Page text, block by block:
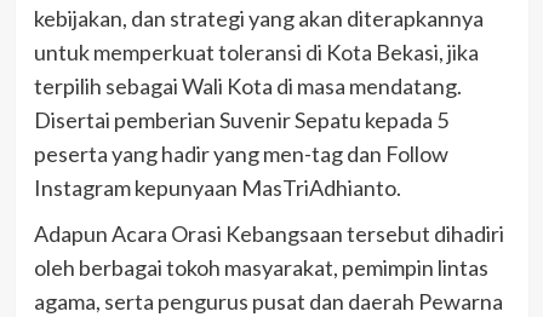
kebijakan, dan strategi yang akan diterapkannya
untuk memperkuat toleransi di Kota Bekasi, jika
terpilih sebagai Wali Kota di masa mendatang.
Disertai pemberian Suvenir Sepatu kepada 5
peserta yang hadir yang men-tag dan Follow
Instagram kepunyaan MasTriAdhianto.
Adapun Acara Orasi Kebangsaan tersebut dihadiri
oleh berbagai tokoh masyarakat, pemimpin lintas
agama, serta pengurus pusat dan daerah Pewarna